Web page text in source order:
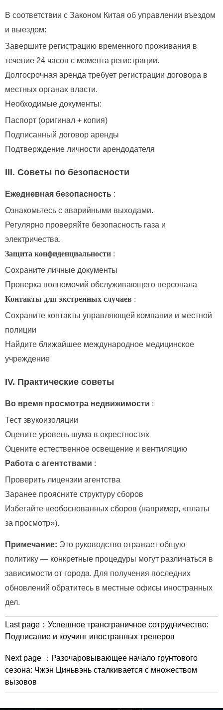
В соответствии с Законом Китая об управлении въездом
и выездом:
Завершите регистрацию временного проживания в
течение 24 часов с момента регистрации.
Долгосрочная аренда требует регистрации договора в
местных органах власти.
Необходимые документы:
Паспорт (оригинал + копия)
Подписанный договор аренды
Подтверждение личности арендодателя
III. Советы по безопасности
Ежедневная безопасность :
Ознакомьтесь с аварийными выходами.
Регулярно проверяйте безопасность газа и
электричества.
Защита конфиденциальности :
Сохраните личные документы
Проверка полномочий обслуживающего персонала
Контакты для экстренных случаев :
Сохраните контакты управляющей компании и местной
полиции
Найдите ближайшее международное медицинское
учреждение
IV. Практические советы
Во время просмотра недвижимости :
Тест звукоизоляции
Оцените уровень шума в окрестностях
Оцените естественное освещение и вентиляцию
Работа с агентствами :
Проверить лицензии агентства
Заранее проясните структуру сборов
Избегайте необоснованных сборов (например, «платы
за просмотр»).
Примечание: Это руководство отражает общую
политику — конкретные процедуры могут различаться в
зависимости от города. Для получения последних
обновлений обратитесь в местные офисы иностранных
дел.
Last page： Успешное трансграничное сотрудничество:
Подписание и коучинг иностранных тренеров
Next page ： Разочаровывающее начало грунтового
сезона: Чжэн Циньвэнь сталкивается с множеством
вызовов